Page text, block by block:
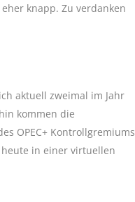
knapp. Zu verdanken
aktuell zweimal im Jahr
kommen die
OPEC+ Kontrollgremiums
heute in einer virtuellen